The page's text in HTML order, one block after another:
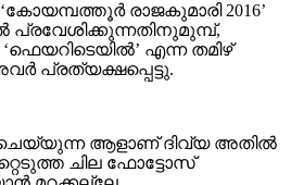
രാജകുമാരി 2016’
പ്രവേശിക്കുന്നതിനുമുമ്പ്,
എന്ന തമിഴ്
പ്രത്യക്ഷപ്പെട്ടു.
ചെയ്യുന്ന ആളാണ് ദിവ്യ അതില്‍
ചില ഫോട്ടോസ്